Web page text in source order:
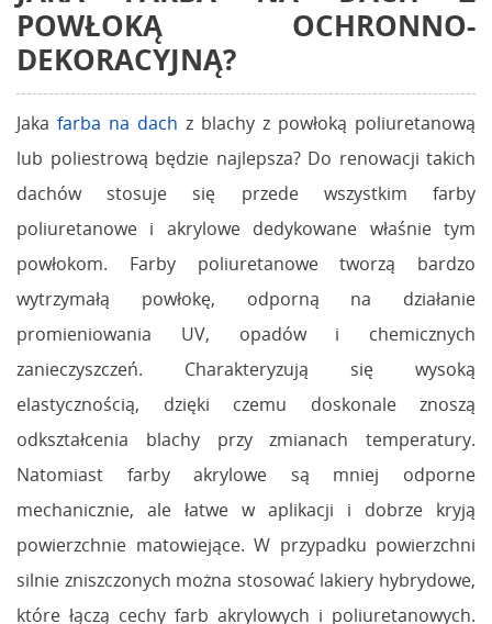
POWŁOKĄ OCHRONNO-
DEKORACYJNĄ?
Jaka farba na dach z blachy z powłoką poliuretanową
lub poliestrową będzie najlepsza? Do renowacji takich
dachów stosuje się przede wszystkim farby
poliuretanowe i akrylowe dedykowane właśnie tym
powłokom. Farby poliuretanowe tworzą bardzo
wytrzymałą powłokę, odporną na działanie
promieniowania UV, opadów i chemicznych
zanieczyszczeń. Charakteryzują się wysoką
elastycznością, dzięki czemu doskonale znoszą
odkształcenia blachy przy zmianach temperatury.
Natomiast farby akrylowe są mniej odporne
mechanicznie, ale łatwe w aplikacji i dobrze kryją
powierzchnie matowiejące. W przypadku powierzchni
silnie zniszczonych można stosować lakiery hybrydowe,
które łączą cechy farb akrylowych i poliuretanowych.